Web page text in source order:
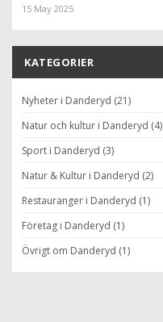
15 May 2025
KATEGORIER
Nyheter i Danderyd (21)
Natur och kultur i Danderyd (4)
Sport i Danderyd (3)
Natur & Kultur i Danderyd (2)
Restauranger i Danderyd (1)
Företag i Danderyd (1)
Övrigt om Danderyd (1)